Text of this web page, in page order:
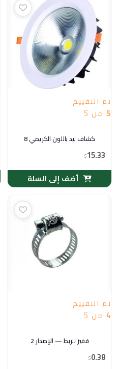
تم التقييم
5 من 5
كشاف ليد باللون الكريمي 8
$15.33
أضف إلى السلة
تم التقييم
4 من 5
قفيز للربط — الإصدار 2
$0.38